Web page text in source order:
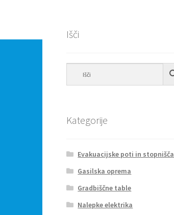
Išči
Kategorije
Evakuacijske poti in stopnišča
Gasilska oprema
Gradbiščne table
Nalepke elektrika